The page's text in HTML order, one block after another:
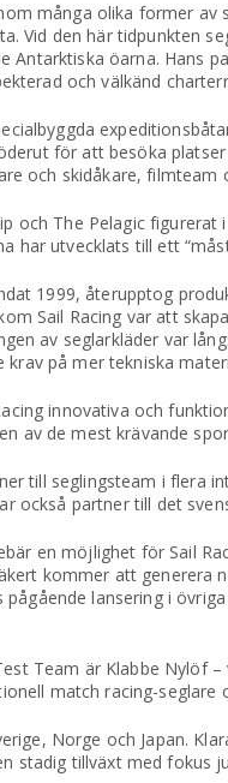
många olika former
Vid den här tidpunkten
Antarktiska öarna. Hans
och välkänd
för att besöka
och skidåkare, filmteam
och The Pelagic
har utvecklats till ett
1999, återupptog
Sail Racing var att
av seglarkläder var
krav på mer tekniska
innovativa och
av de mest krävande
till seglingsteam i flera
också partner till det
en möjlighet för Sail
kommer att generera
lansering i
Team är Klabbe Nylöf
match racing-
Norge och Japan.
stadig tillväxt med fokus